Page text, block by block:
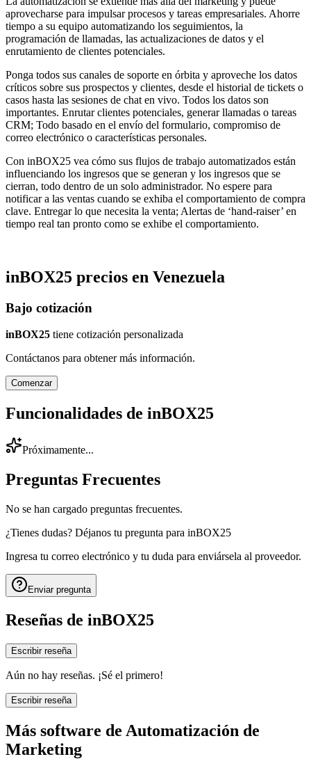
aprovecharse para impulsar procesos y tareas empresariales. Ahorre
tiempo a su equipo automatizando los seguimientos, la
programación de llamadas, las actualizaciones de datos y el
enrutamiento de clientes potenciales.
Ponga todos sus canales de soporte en órbita y aproveche los datos
críticos sobre sus prospectos y clientes, desde el historial de tickets o
casos hasta las sesiones de chat en vivo. Todos los datos son
importantes. Enrutar clientes potenciales, generar llamadas o tareas
CRM; Todo basado en el envío del formulario, compromiso de
correo electrónico o características personales.
Con inBOX25 vea cómo sus flujos de trabajo automatizados están
influenciando los ingresos que se generan y los ingresos que se
cierran, todo dentro de un solo administrador. No espere para
notificar a las ventas cuando se exhiba el comportamiento de compra
clave. Entregar lo que necesita la venta; Alertas de ‘hand-raiser’ en
tiempo real tan pronto como se exhibe el comportamiento.
inBOX25 precios en Venezuela
Bajo cotización
inBOX25 tiene cotización personalizada
Contáctanos para obtener más información.
Comenzar
Funcionalidades de inBOX25
Próximamente...
Preguntas Frecuentes
No se han cargado preguntas frecuentes.
¿Tienes dudas? Déjanos tu pregunta para inBOX25
Ingresa tu correo electrónico y tu duda para enviársela al proveedor.
Enviar pregunta
Reseñas de inBOX25
Escribir reseña
Aún no hay reseñas. ¡Sé el primero!
Escribir reseña
Más software de Automatización de
Marketing